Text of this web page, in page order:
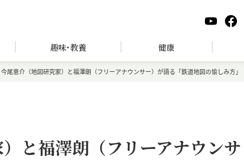
趣味･教養 健康
今尾恵介（地図研究家）と福澤朗（フリーアナウンサー）が語る「鉄道地図の愉しみ方
と福澤朗（フリーアナウンサ